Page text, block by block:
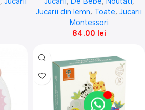
Jucarii din lemn, Toate, Jucarii
Montessori
84.00 lei